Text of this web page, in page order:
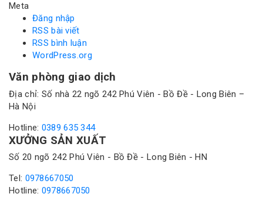
Meta
Đăng nhập
RSS bài viết
RSS bình luận
WordPress.org
Văn phòng giao dịch
Địa chỉ: Số nhà 22 ngõ 242 Phú Viên - Bồ Đề - Long Biên –
Hà Nội
Hotline: 0389 635 344
XƯỞNG SẢN XUẤT
Số 20 ngõ 242 Phú Viên - Bồ Đề - Long Biên - HN
Tel: 0978667050
Hotline: 0978667050